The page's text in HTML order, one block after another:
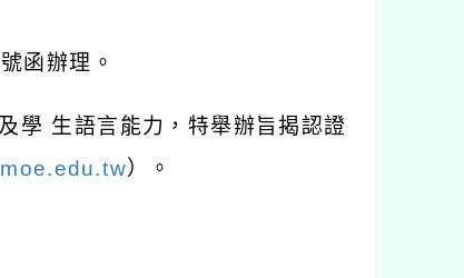
號函辦理。
學 生語言能力，特舉辦旨揭認證
）。